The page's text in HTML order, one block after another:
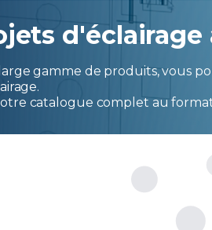
d'éclairage
gamme de produits, vous
catalogue complet au